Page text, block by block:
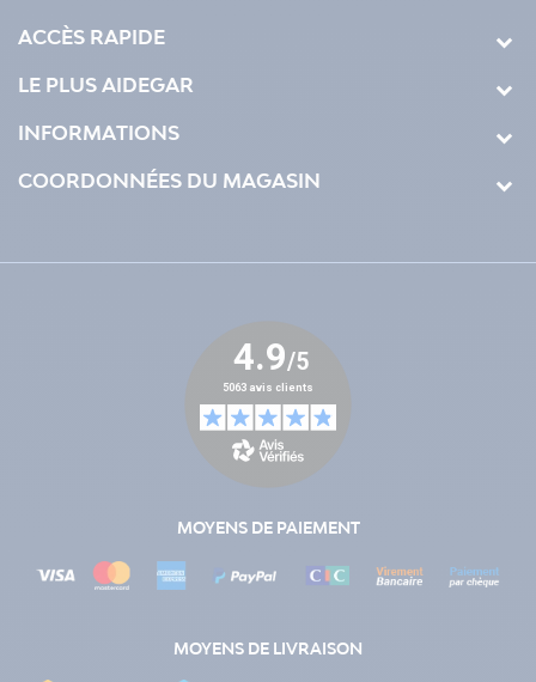
ACCÈS RAPIDE
LE PLUS AIDEGAR
INFORMATIONS
COORDONNÉES DU MAGASIN
MOYENS DE PAIEMENT
MOYENS DE LIVRAISON